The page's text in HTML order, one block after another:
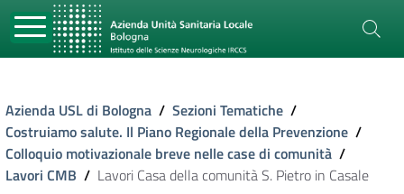
Azienda USL di Bologna / Sezioni Tematiche /
Costruiamo salute. Il Piano Regionale della Prevenzione /
Colloquio motivazionale breve nelle case di comunità /
Lavori CMB / Lavori Casa della comunità S. Pietro in Casale